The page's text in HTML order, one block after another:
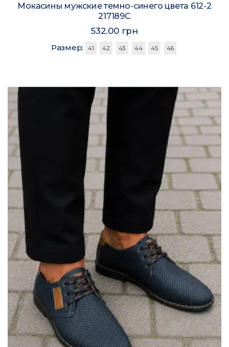
Мокасины мужские темно-синего цвета 612-2
217189C
532.00 грн
Размер: 41 42 43 44 45 46